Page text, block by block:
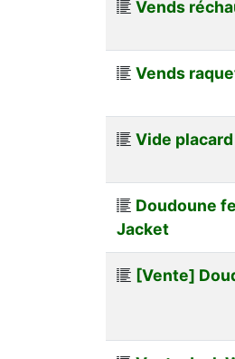
Vends
Vends
Vide
Doudoune
Jacket
[Vente]